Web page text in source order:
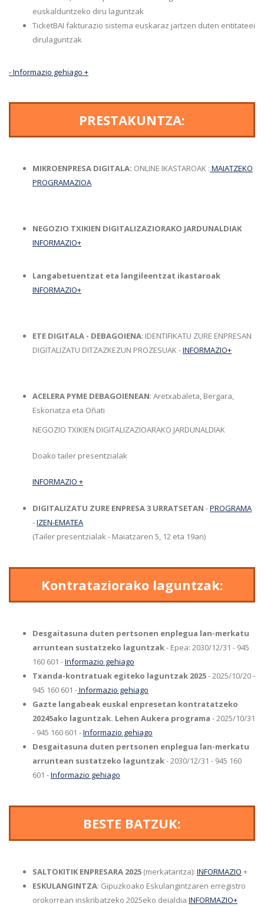
euskalduntzeko diru laguntzak
TicketBAI fakturazio sistema euskaraz jartzen duten entitateei
dirulaguntzak
-Informazio gehiago +
PRESTAKUNTZA:
MIKROENPRESA DIGITALA: ONLINE IKASTAROAK : MAIATZEKO
PROGRAMAZIOA
NEGOZIO TXIKIEN DIGITALIZAZIORAKO JARDUNALDIAK
INFORMAZIO+
Langabetuentzat eta langileentzat ikastaroak
INFORMAZIO+
ETE DIGITALA - DEBAGOIENA: IDENTIFIKATU ZURE ENPRESAN
DIGITALIZATU DITZAZKEZUN PROZESUAK -INFORMAZIO+
ACELERA PYME DEBAGOIENEAN: Aretxabaleta, Bergara,
Eskoriatza eta Oñati
NEGOZIO TXIKIEN DIGITALIZAZIOARAKO JARDUNALDIAK
Doako tailer presentzialak
INFORMAZIO +
DIGITALIZATU ZURE ENPRESA 3 URRATSETAN -PROGRAMA
-IZEN-EMATEA
(Tailer presentzialak - Maiatzaren 5, 12 eta 19an)
Kontrataziorako laguntzak:
Desgaitasuna duten pertsonen enplegua lan-merkatu
arruntean sustatzeko laguntzak- Epea: 2030/12/31 - 945
160 601 -Informazio gehiago
Txanda-kontratuak egiteko laguntzak 2025- 2025/10/20 -
945 160 601 -Informazio gehiago
Gazte langabeak euskal enpresetan kontratatzeko
20245ako laguntzak. Lehen Aukera programa - 2025/10/31
- 945 160 601 -Informazio gehiago
Desgaitasuna duten pertsonen enplegua lan-merkatu
arruntean sustatzeko laguntzak- 2030/12/31 - 945 160
601 -Informazio gehiago
BESTE BATZUK:
SALTOKITIK ENPRESARA 2025 (merkataritza): INFORMAZIO +
ESKULANGINTZA: Gipuzkoako Eskulangintzaren erregistro
orokorrean inskribatzeko 2025eko deialdia INFORMAZIO+